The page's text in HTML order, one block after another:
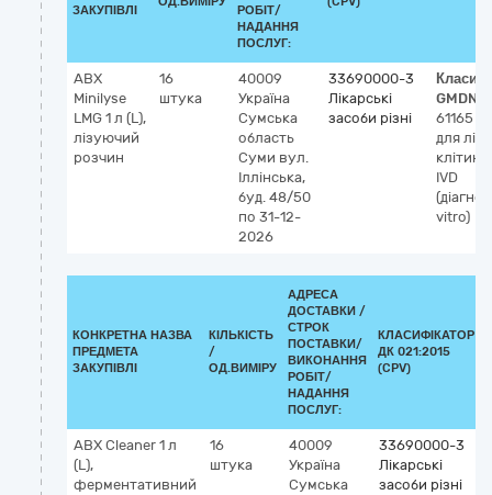
ЗАКУПІВЛІ
РОБІТ/
НАДАННЯ
ПОСЛУГ:
ABX
Minilyse
LMG 1 л (L),
лізуючий
розчин
16
штука
40009
Україна
Сумська
область
Суми вул.
Іллінська,
буд. 48/50
по 31-12-
2026
33690000-3
Лікарські
засоби різні
GMDN-
61165
для
клітин
IVD
vitro)
КОНКРЕТНА НАЗВА
ПРЕДМЕТА
ЗАКУПІВЛІ
КІЛЬКІСТЬ
/
ОД.ВИМІРУ
АДРЕСА
ДОСТАВКИ /
СТРОК
ПОСТАВКИ/
ВИКОНАННЯ
РОБІТ/
НАДАННЯ
ПОСЛУГ:
КЛАСИФІКАТОР
ДК 021:2015
(CPV)
ABX Cleaner 1 л
(L),
ферментативний
16
штука
40009
Україна
Сумська
33690000-3
Лікарські
засоби різні